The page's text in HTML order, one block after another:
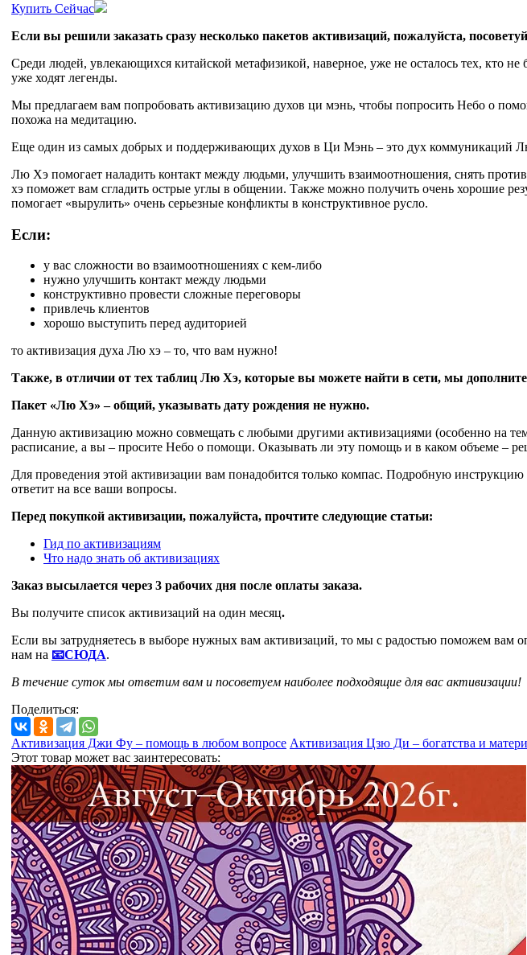
Купить Сейчас
Если вы решили заказать сразу несколько пакетов активизаций, пожалуйста,
Среди людей, увлекающихся китайской метафизикой, наверное, уже не осталось тех, кто
уже ходят легенды.
Мы предлагаем вам попробовать активизацию духов ци мэнь, чтобы попросить Небо о
похожа на медитацию.
Еще один из самых добрых и поддерживающих духов в Ци Мэнь – это дух коммуникаций
Лю Хэ помогает наладить контакт между людьми, улучшить взаимоотношения, снять
хэ поможет вам сгладить острые углы в общении. Также можно получить очень хорошие
помогает «вырулить» очень серьезные конфликты в конструктивное русло.
Если:
у вас сложности во взаимоотношениях с кем-либо
нужно улучшить контакт между людьми
конструктивно провести сложные переговоры
привлечь клиентов
хорошо выступить перед аудиторией
то активизация духа Лю хэ – то, что вам нужно!
Также, в отличии от тех таблиц Лю Хэ, которые вы можете найти в сети, мы
Пакет «Лю Хэ» – общий, указывать дату рождения не нужно.
Данную активизацию можно совмещать с любыми другими активизациями (особенно на
расписание, а вы – просите Небо о помощи. Оказывать ли эту помощь и в каком объеме –
Для проведения этой активизации вам понадобится только компас. Подробную
ответит на все ваши вопросы.
Перед покупкой активизации, пожалуйста, прочтите следующие статьи:
Гид по активизациям
Что надо знать об активизациях
Заказ высылается через 3 рабочих дня после оплаты заказа.
Вы получите список активизаций на один месяц.
Если вы затрудняетесь в выборе нужных вам активизаций, то мы с радостью поможем вам
нам на 📧СЮДА.
В течение суток мы ответим вам и посоветуем наиболее подходящие для вас активизации!
Поделиться:
Активизация Джи Фу – помощь в любом вопросе Активизация Цзю Ди – богатства и
Этот товар может вас заинтересовать: